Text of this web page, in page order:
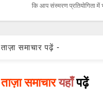
कि आप संस्मरण प्रतियोगिता में
ताज़ा समाचार पढ़ें -
ताज़ा समाचारयहाँपढ़ें